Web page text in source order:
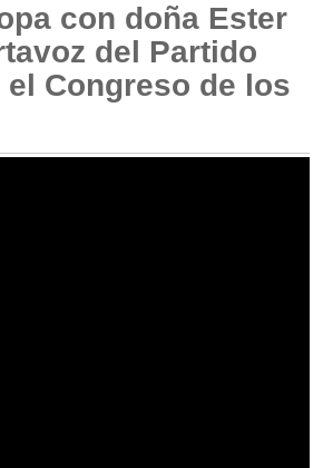
con doña Ester
del Partido
el Congreso de los